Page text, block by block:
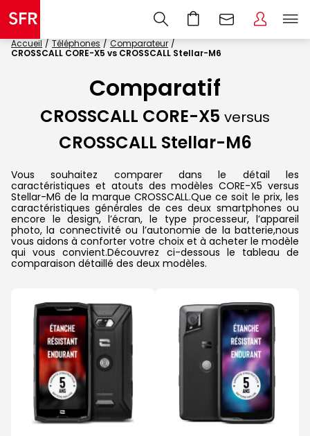
Accueil Téléphones
Comparateur
CROSSCALL CORE-X5 vs CROSSCALL Stellar-M6
Comparatif
CROSSCALL CORE-X5 versus
CROSSCALL Stellar-M6
Vous souhaitez comparer dans le détail les
caractéristiques et atouts des modèles CORE-X5 versus
Stellar-M6 de la marque CROSSCALL.Que ce soit le prix, les
caractéristiques générales de ces deux smartphones ou
encore le design, l’écran, le type processeur, l’appareil
photo, la connectivité ou l’autonomie de la batterie,nous
vous aidons à conforter votre choix et à acheter le modèle
qui vous convient.Découvrez ci-dessous le tableau de
comparaison détaillé des deux modèles.